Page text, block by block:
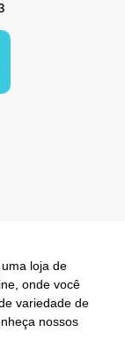
loja de
onde você
variedade de
nossos